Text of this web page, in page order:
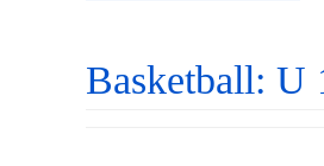
Basketball: U